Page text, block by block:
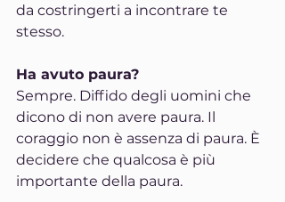
da costringerti a incontrare te
stesso.
Ha avuto paura?
Sempre. Diffido degli uomini che
dicono di non avere paura. Il
coraggio non è assenza di paura. È
decidere che qualcosa è più
importante della paura.